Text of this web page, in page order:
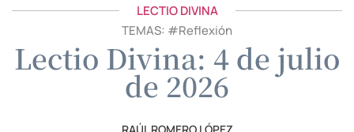
LECTIO DIVINA
TEMAS: #Reflexión
Lectio Divina: 4 de julio
de 2026